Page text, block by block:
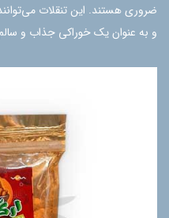
ضروری هستند. این تنقلات
و به عنوان یک خوراکی جذاب و سالم